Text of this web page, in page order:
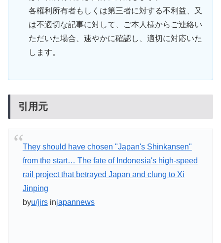
各権利所有者もしくは第三者に対する不利益、又
は不適切な記事に対して、ご本人様からご連絡い
ただいた場合、速やかに確認し、適切に対応いた
します。
引用元
They should have chosen "Japan's Shinkansen"
from the start… The fate of Indonesia's high-speed
rail project that betrayed Japan and clung to Xi
Jinping
byu/jjrsinjapannews